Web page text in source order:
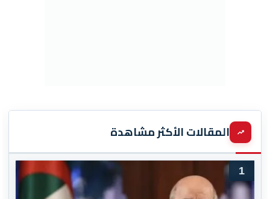
المقالات الأكثر مشاهدة
1